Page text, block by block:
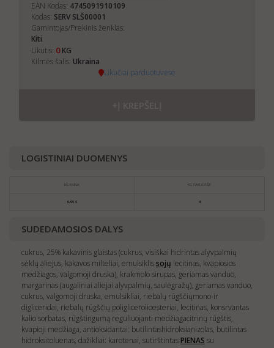
EAN Kodas: 4745091910109
Kodas: SERV SLŠ00001
Gamintojas/Prekinis ženklas:
Kiti
Likutis: 0KG
Kilmės šalis: Ukraina
Likučiai parduotuvėse
LOGISTINIAI DUOMENYS
KG KAINA KG PAKUOTĖJE
6,95 € 4
SUDEDAMOSIOS DALYS
cukrus, 25% kakavinis glaistas (cukrus, visiškai hidrintas alyvpalmių
sėklų aliejus, kakavos milteliai, emulsiklissojų lecitinas, kvapiosios
medžiagos, valgomoji druska), krakmolo sirupas, geriamas vanduo,
margarinas (augaliniai aliejai alyvpalmių, saulėgražų), geriamas vanduo,
cukrus, valgomoji druska, emulsikliai, riebalų rūgščiųmono-ir
digliceridai, riebalų rūgščių poliglicerolioesteriai, lecitinas, konsrvantas
kalio sorbatas, rūgštingumą reguliuojanti medžiagacitrinų rūgštis,
kvapioji medžiaga, antioksidantai: butilintashidroksianizolas, butilintas
hidroksitoluenas, dažikliai: karotenai, sutirštintasPIENAS su